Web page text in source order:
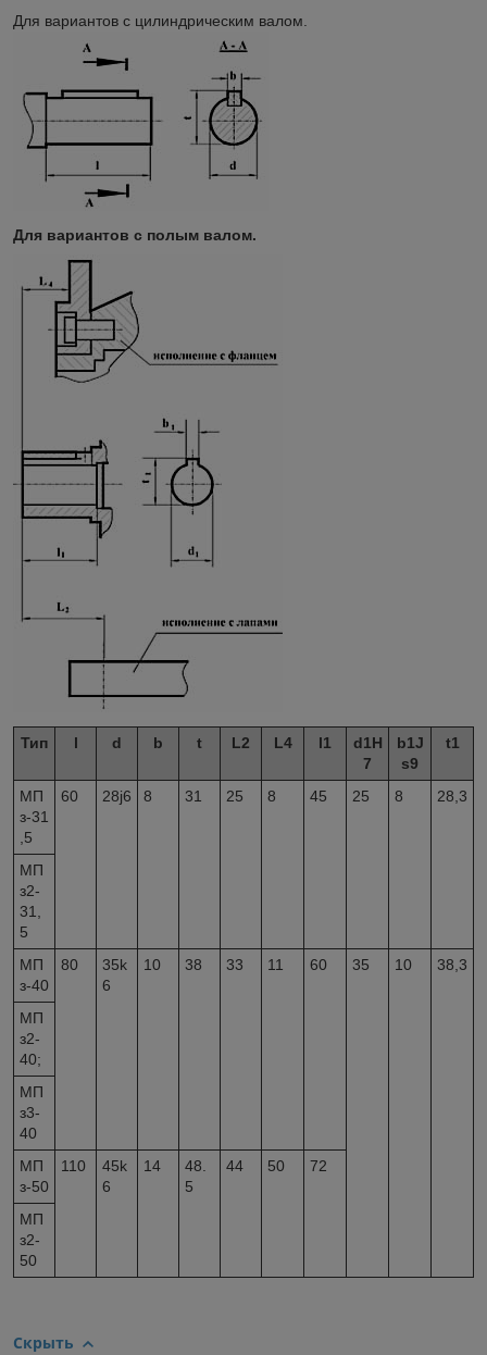
Для вариантов с цилиндрическим валом.
Для вариантов с полым валом.
Тип l d b t L2 L4 l1 d1H
7
b1J
s9
t1
МП
з-31
,5
60 28j6 8 31 25 8 45 25 8 28,3
МП
з2-
31,
5
МП
з-40
80
35k
6
10 38 33 11 60 35 10 38,3
МП
з2-
40;
МП
з3-
40
МП
з-50
110
45k
6
14
48.
5
44 50 72
МП
з2-
50
Скрыть